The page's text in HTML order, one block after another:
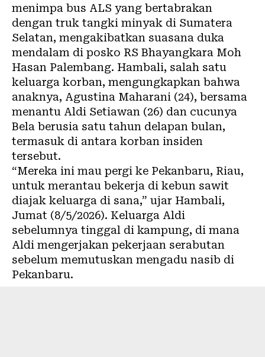
menimpa bus ALS yang bertabrakan
dengan truk tangki minyak di Sumatera
Selatan, mengakibatkan suasana duka
mendalam di posko RS Bhayangkara Moh
Hasan Palembang. Hambali, salah satu
keluarga korban, mengungkapkan bahwa
anaknya, Agustina Maharani (24), bersama
menantu Aldi Setiawan (26) dan cucunya
Bela berusia satu tahun delapan bulan,
termasuk di antara korban insiden
tersebut.
“Mereka ini mau pergi ke Pekanbaru, Riau,
untuk merantau bekerja di kebun sawit
diajak keluarga di sana,” ujar Hambali,
Jumat (8/5/2026). Keluarga Aldi
sebelumnya tinggal di kampung, di mana
Aldi mengerjakan pekerjaan serabutan
sebelum memutuskan mengadu nasib di
Pekanbaru.